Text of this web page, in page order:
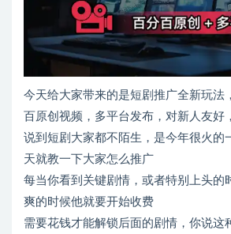
今天给大家带来的是短剧推广全新玩法
百原创视频，多平台发布，对新人友好
说到短剧大家都不陌生，是今年很火的
天就教一下大家怎么推广
每当你看到关键剧情，或者特别上头的
爽的时候他就要开始收费
需要花钱才能解锁后面的剧情，你说这